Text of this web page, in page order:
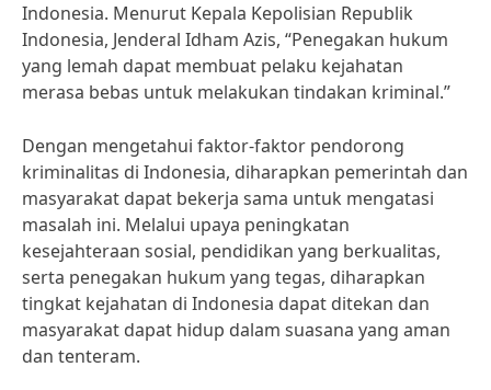
Indonesia. Menurut Kepala Kepolisian Republik
Indonesia, Jenderal Idham Azis, “Penegakan hukum
yang lemah dapat membuat pelaku kejahatan
merasa bebas untuk melakukan tindakan kriminal.”
Dengan mengetahui faktor-faktor pendorong
kriminalitas di Indonesia, diharapkan pemerintah dan
masyarakat dapat bekerja sama untuk mengatasi
masalah ini. Melalui upaya peningkatan
kesejahteraan sosial, pendidikan yang berkualitas,
serta penegakan hukum yang tegas, diharapkan
tingkat kejahatan di Indonesia dapat ditekan dan
masyarakat dapat hidup dalam suasana yang aman
dan tenteram.